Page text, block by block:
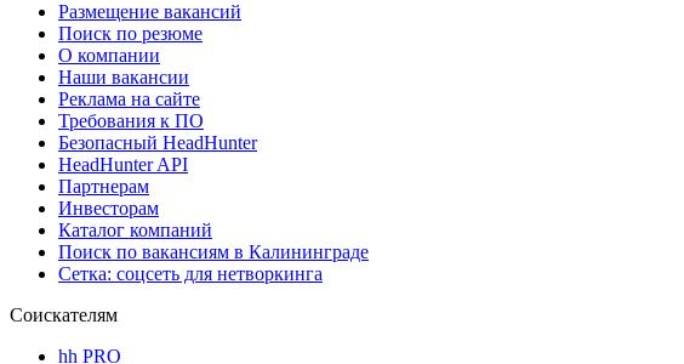
Размещение вакансий
Поиск по резюме
О компании
Наши вакансии
Реклама на сайте
Требования к ПО
Безопасный HeadHunter
HeadHunter API
Партнерам
Инвесторам
Каталог компаний
Поиск по вакансиям в Калининграде
Сетка: соцсеть для нетворкинга
Соискателям
hh PRO